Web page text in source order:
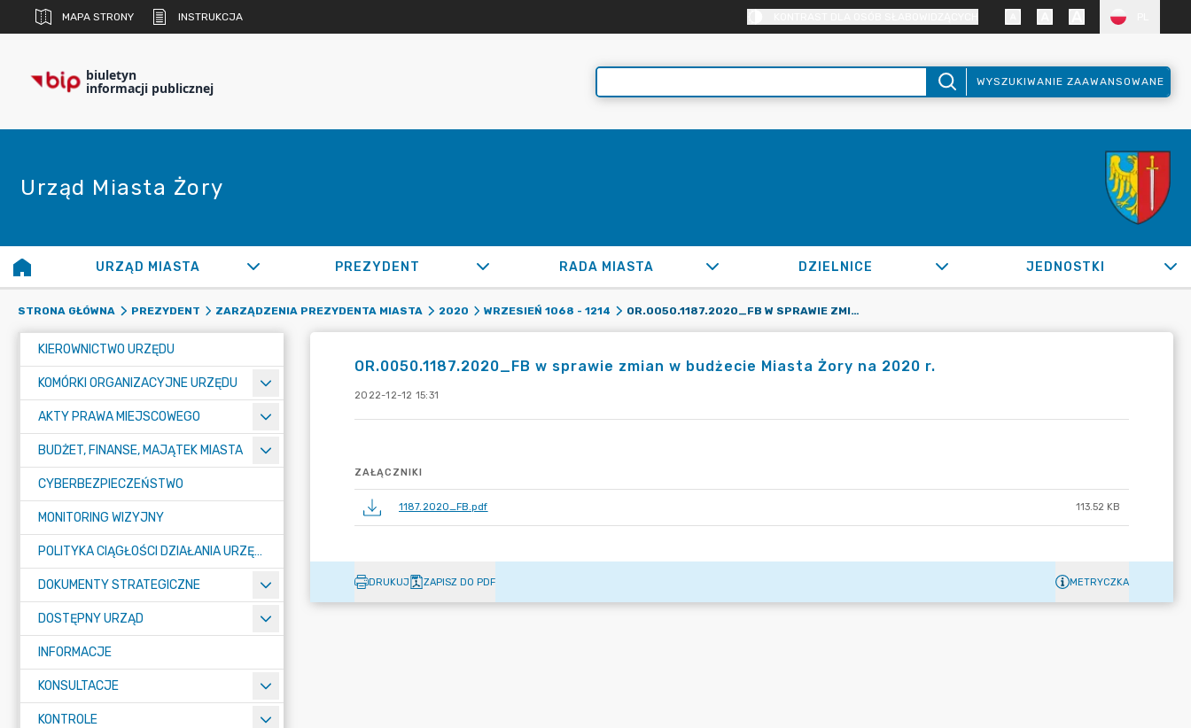
MAPA STRONY INSTRUKCJA
biuletyn
informacji publicznej WYSZUKIWANIE ZAAWANSOWANE
Urząd Miasta Żory
URZĄD MIASTA PREZYDENT RADA MIASTA DZIELNICE JEDNOSTKI
STRONA GŁÓWNA PREZYDENT ZARZĄDZENIA PREZYDENTA MIASTA 2020 WRZESIEŃ 1068 - 1214 OR.0050.1187.2020_FB W SPRAWIE ZMIAN W BUDŻECIE MIASTA ŻORY NA 2020 R.
KIEROWNICTWO URZĘDU
KOMÓRKI ORGANIZACYJNE URZĘDU
AKTY PRAWA MIEJSCOWEGO
BUDŻET, FINANSE, MAJĄTEK MIASTA
CYBERBEZPIECZEŃSTWO
MONITORING WIZYJNY
POLITYKA CIĄGŁOŚCI DZIAŁANIA URZĘDU MIASTA ŻORY
DOKUMENTY STRATEGICZNE
DOSTĘPNY URZĄD
INFORMACJE
KONSULTACJE
KONTROLE
OR.0050.1187.2020_FB w sprawie zmian w budżecie Miasta Żory na 2020 r.
2022-12-12 15:31
ZAŁĄCZNIKI
1187.2020_FB.pdf 113.52 KB
DRUKUJ ZAPISZ DO PDF METRYCZKA